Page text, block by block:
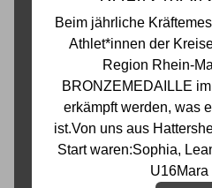
Beim jährliche
Athlet*innen der
Region Rhein-
BRONZEMEDAILLE
erkämpft werden, was
ist.Von uns aus
Start waren:Sophia,
U16Mara